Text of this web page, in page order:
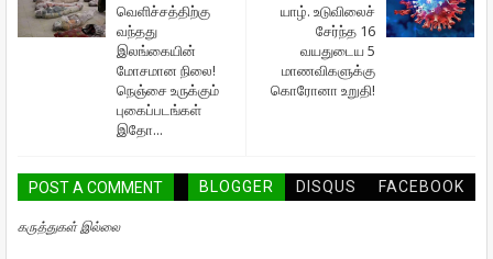
யாழ். உடுவிலைச்
சேர்ந்த 16
வயதுடைய 5
மாணவிகளுக்கு
கொரோனா உறுதி!
வெளிச்சத்திற்கு
வந்தது
இலங்கையின்
மோசமான நிலை!
நெஞ்சை உருக்கும்
புகைப்படங்கள்
இதோ...
POST A COMMENT BLOGGER DISQUS FACEBOOK
கருத்துகள் இல்லை